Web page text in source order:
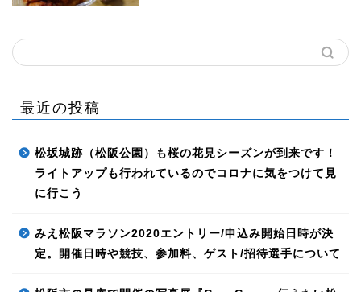
最近の投稿
松坂城跡（松阪公園）も桜の花見シーズンが到来です！
ライトアップも行われているのでコロナに気をつけて見
に行こう
みえ松阪マラソン2020エントリー/申込み開始日時が決
定。開催日時や競技、参加料、ゲスト/招待選手について